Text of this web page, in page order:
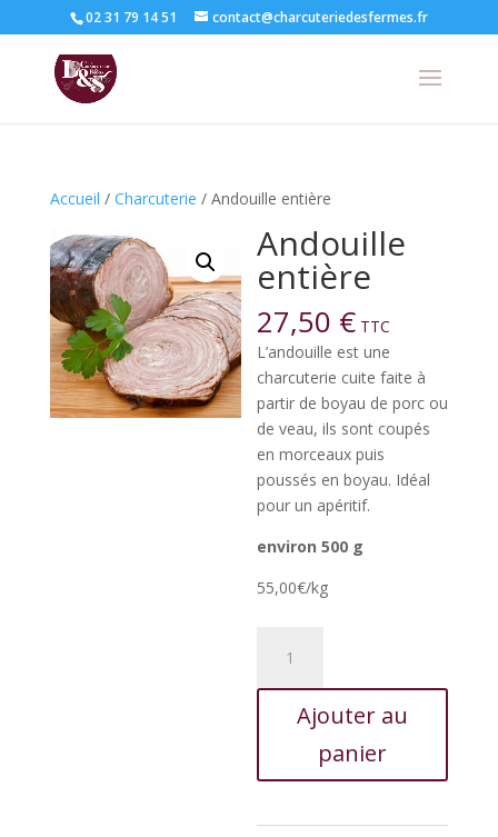
02 31 79 14 51 contact@charcuteriedesfermes.fr
Accueil / Charcuterie / Andouille entière
Andouille
entière
27,50 € TTC
L’andouille est une
charcuterie cuite faite à
partir de boyau de porc ou
de veau, ils sont coupés
en morceaux puis
poussés en boyau. Idéal
pour un apéritif.
environ 500 g
55,00€/kg
Andouille
entièreAjouter au
panier